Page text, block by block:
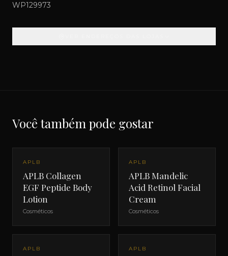
WP129973
Você também pode gostar
APLB
APLB Collagen
EGF Peptide Body
Lotion
Cosméticos
APLB
APLB Mandelic
Acid Retinol Facial
Cream
Cosméticos
APLB APLB